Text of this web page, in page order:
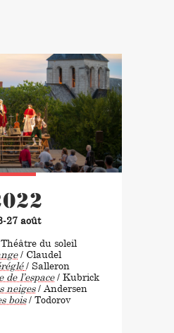
27 août
du soleil
/ Claudel
/ Salleron
de l’espace/ Kubrick
neiges/ Andersen
bois/ Todorov